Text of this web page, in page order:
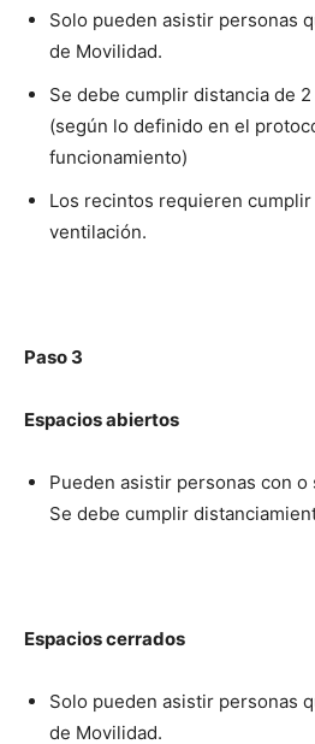
Solo pueden asistir personas
de Movilidad.
Se debe cumplir distancia de
(según lo definido en el
funcionamiento)
Los recintos requieren
ventilación.
Paso 3
Espacios abiertos
Pueden asistir personas con o
Se debe cumplir
Espacios cerrados
Solo pueden asistir personas
de Movilidad.